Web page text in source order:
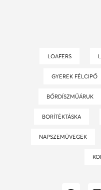
LOAFERS
GYEREK FÉLCIPŐ
BŐRDÍSZMŰÁRUK
BORÍTÉKTÁSKA
NAPSZEMÜVEGEK